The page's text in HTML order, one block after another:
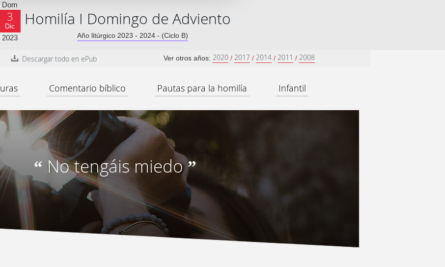
Dom
3
Dic
2023
Homilía I Domingo de Adviento
Año litúrgico 2023 - 2024 - (Ciclo B)
Descargar todo en ePub Ver otros años: 2020 / 2017 / 2014 / 2011 / 2008
Comentario bíblico Pautas para la homilía Infantil
“ No tengáis miedo”